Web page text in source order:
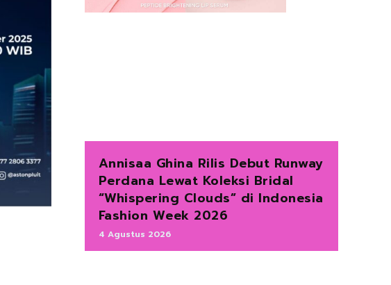
Annisaa Ghina Rilis Debut Runway
Perdana Lewat Koleksi Bridal
“Whispering Clouds” di Indonesia
Fashion Week 2026
4 Agustus 2026